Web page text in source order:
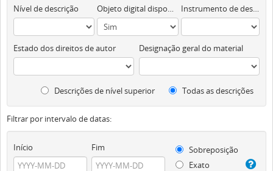
Nível de descrição Objeto digital disponível Instrumento de descrição documental
Estado dos direitos de autor Designação geral do material
Descrições de nível superior Todas as descrições
Filtrar por intervalo de datas:
Início Fim
Sobreposição
Exato